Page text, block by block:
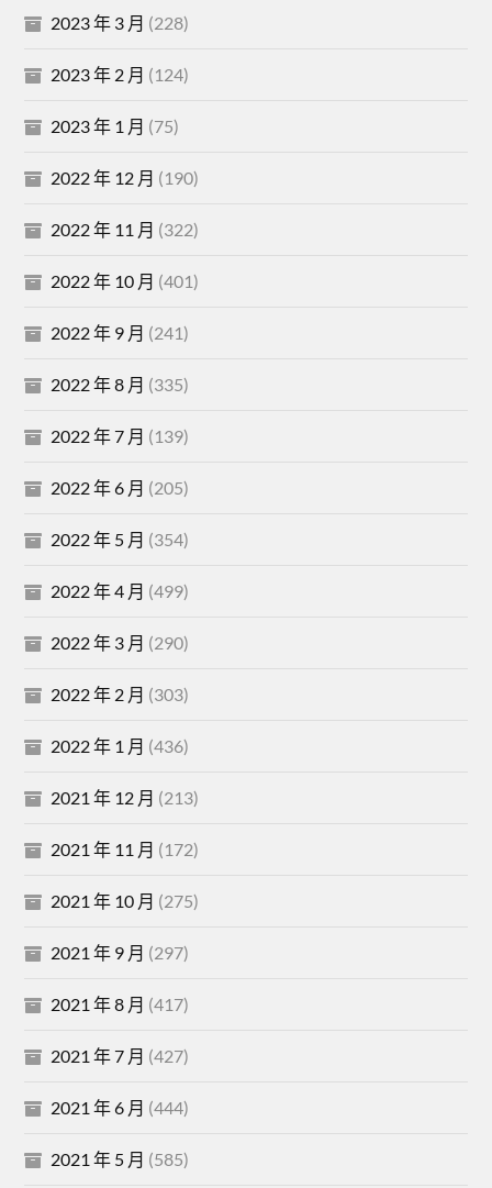
2023 年 3 月 (228)
2023 年 2 月 (124)
2023 年 1 月 (75)
2022 年 12 月 (190)
2022 年 11 月 (322)
2022 年 10 月 (401)
2022 年 9 月 (241)
2022 年 8 月 (335)
2022 年 7 月 (139)
2022 年 6 月 (205)
2022 年 5 月 (354)
2022 年 4 月 (499)
2022 年 3 月 (290)
2022 年 2 月 (303)
2022 年 1 月 (436)
2021 年 12 月 (213)
2021 年 11 月 (172)
2021 年 10 月 (275)
2021 年 9 月 (297)
2021 年 8 月 (417)
2021 年 7 月 (427)
2021 年 6 月 (444)
2021 年 5 月 (585)